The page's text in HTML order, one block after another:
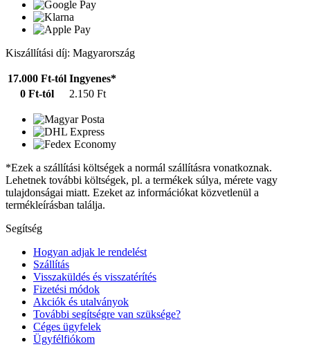
Kiszállítási díj: Magyarország
17.000 Ft-tól Ingyenes*
0 Ft-tól
2.150 Ft
*Ezek a szállítási költségek a normál szállításra vonatkoznak.
Lehetnek további költségek, pl. a termékek súlya, mérete vagy
tulajdonságai miatt. Ezeket az információkat közvetlenül a
termékleírásban találja.
Segítség
Hogyan adjak le rendelést
Szállítás
Visszaküldés és visszatérítés
Fizetési módok
Akciók és utalványok
További segítségre van szüksége?
Céges ügyfelek
Ügyfélfiókom